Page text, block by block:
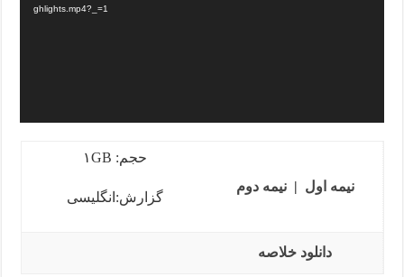
ghlights.mp4?_=1
نیمه اول |نیمه دوم
حجم: ۱GB
گزارش:انگلیسی
دانلود خلاصه